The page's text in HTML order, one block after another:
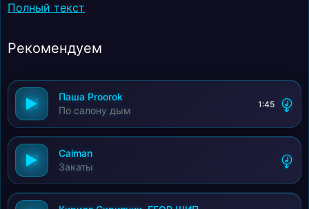
Тлеет ночь как уголёк.
Будто в море без дорог.
Сквозь километры стен.
Ты как будто иллюзия.
Среди моих проблем.
Дым рисует силуэты.
Ты приходишь в них опять.
И не хочется рассвета,.
Чтобы это потерять.
Мы улетаем в дым.
Полный текст
Рекомендуем
Паша Proorok
По салону дым
1:45
Caiman
Закаты